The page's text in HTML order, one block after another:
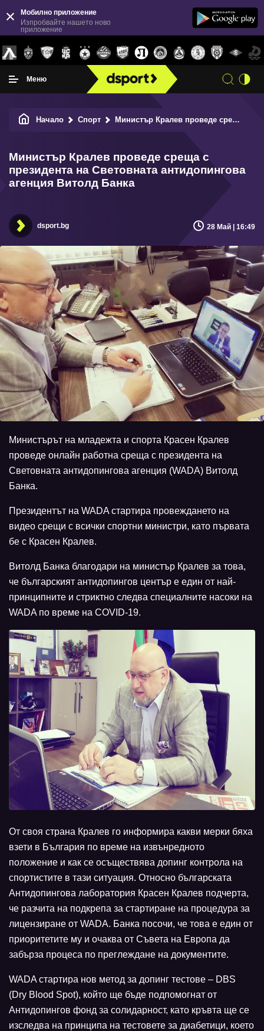
Мобилно приложение
Изпробвайте нашето ново
приложение
Меню
Начало Спорт Министър Кралев проведе среща с президента на Световната антидопингова агенция Витолд Банка
Министър Кралев проведе среща с
президента на Световната антидопингова
агенция Витолд Банка
dsport.bg 28 Май | 16:49
Министърът на младежта и спорта Красен Кралев
проведе онлайн работна среща с президента на
Световната антидопингова агенция (WADA) Витолд
Банка.
Президентът на WADA стартира провеждането на
видео срещи с всички спортни министри, като първата
бе с Красен Кралев.
Витолд Банка благодари на министър Кралев за това,
че българският антидопингов център е един от най-
принципните и стриктно следва специалните насоки на
WADA по време на COVID-19.
От своя страна Кралев го информира какви мерки бяха
взети в България по време на извънредното
положение и как се осъществява допинг контрола на
спортистите в тази ситуация. Относно българската
Антидопингова лаборатория Красен Кралев подчерта,
че разчита на подкрепа за стартиране на процедура за
лицензиране от WADA. Банка посочи, че това е един от
приоритетите му и очаква от Съвета на Европа да
забърза процеса по преглеждане на документите.
WADA стартира нов метод за допинг тестове – DBS
(Dry Blood Spot), който ще бъде подпомогнат от
Антидопингов фонд за солидарност, като кръвта ще се
изследва на принципа на тестовете за диабетици, което